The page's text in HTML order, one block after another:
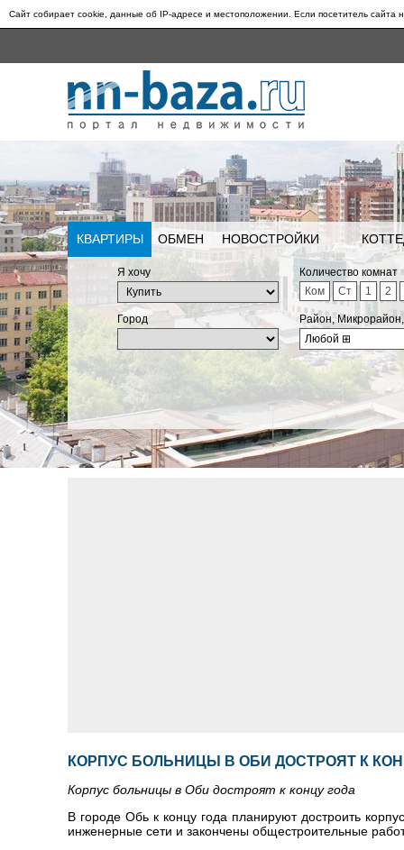
Сайт собирает cookie, данные об IP-адресе и местоположении. Если посетитель сайта
КВАРТИРЫ ОБМЕН НОВОСТРОЙКИ
Я хочу
Количество комнат
Ком
Ст 1 2
Город
Район,
Любой ⊞
КОРПУС БОЛЬНИЦЫ В ОБИ ДОСТРОЯТ К
Корпус больницы в Оби достроят к концу года
В городе Обь к концу года планируют достроить
инженерные сети и закончены общестроительные